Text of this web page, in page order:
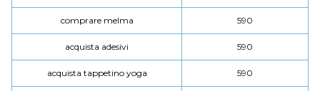
comprare melma 590
acquista adesivi 590
acquista tappetino yoga 590